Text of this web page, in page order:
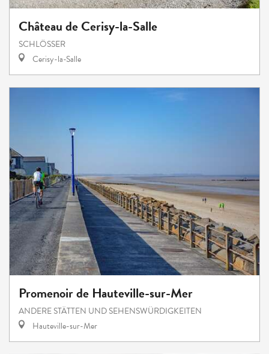
Château de Cerisy-la-Salle
SCHLÖSSER
Cerisy-la-Salle
Promenoir de Hauteville-sur-Mer
ANDERE STÄTTEN UND SEHENSWÜRDIGKEITEN
Hauteville-sur-Mer